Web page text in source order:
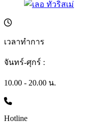
เวลาทำการ
จันทร์-ศุกร์ :
10.00 - 20.00 น.
Hotline